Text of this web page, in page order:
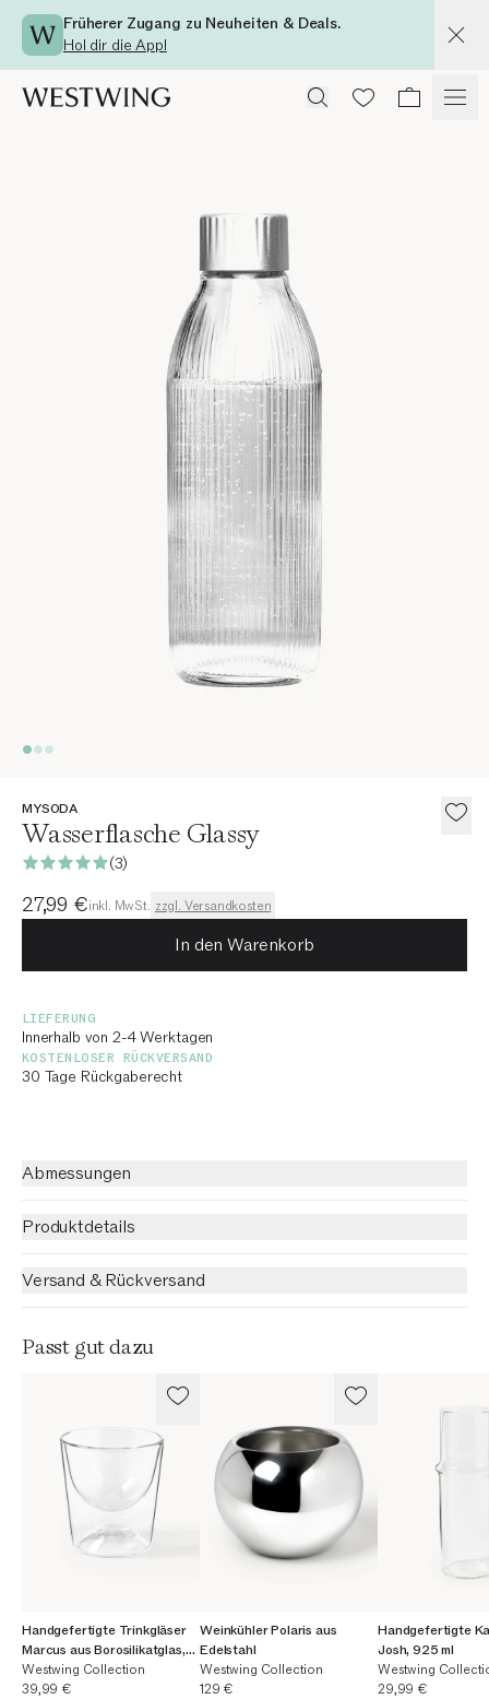
Früherer Zugang zu Neuheiten & Deals.
Hol dir die App!
MYSODA
Wasserflasche Glassy
(3)
Aktueller Preis
27,99 €inkl. MwSt. zzgl. Versandkosten
In den Warenkorb
LIEFERUNG
Innerhalb von 2-4 Werktagen
KOSTENLOSER RÜCKVERSAND
30 Tage Rückgaberecht
Abmessungen
Produktdetails
Versand & Rückversand
Passt gut dazu
Handgefertigte Trinkgläser
Marcus aus Borosilikatglas,
4er-Set
Westwing Collection
Aktueller Preis
39,99 €
Weinkühler Polaris aus
Edelstahl
Westwing Collection
Aktueller Preis
129 €
Handgefertigte
Josh, 925 ml
Westwing
Aktueller Preis
29,99 €